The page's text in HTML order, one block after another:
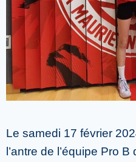
Le samedi 17 février
l’antre de l’équipe Pro B